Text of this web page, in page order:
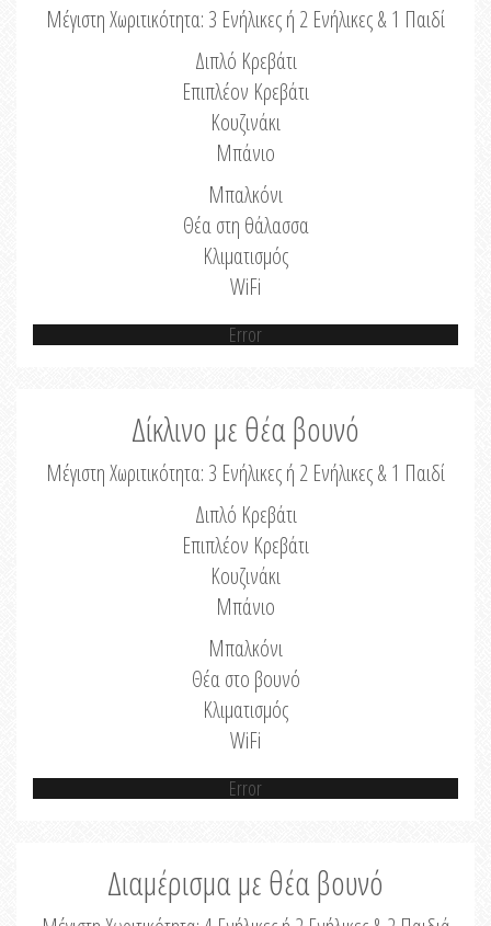
Μέγιστη Χωριτικότητα: 3 Ενήλικες ή 2 Ενήλικες & 1 Παιδί
Διπλό Κρεβάτι
Επιπλέον Κρεβάτι
Κουζινάκι
Μπάνιο
Μπαλκόνι
Θέα στη θάλασσα
Κλιματισμός
WiFi
Error
Δίκλινο με θέα βουνό
Μέγιστη Χωριτικότητα: 3 Ενήλικες ή 2 Ενήλικες & 1 Παιδί
Διπλό Κρεβάτι
Επιπλέον Κρεβάτι
Κουζινάκι
Μπάνιο
Μπαλκόνι
Θέα στο βουνό
Κλιματισμός
WiFi
Error
Διαμέρισμα με θέα βουνό